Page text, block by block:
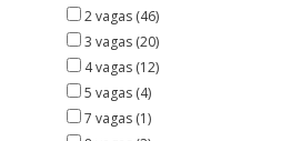
2 vagas (46)
3 vagas (20)
4 vagas (12)
5 vagas (4)
7 vagas (1)